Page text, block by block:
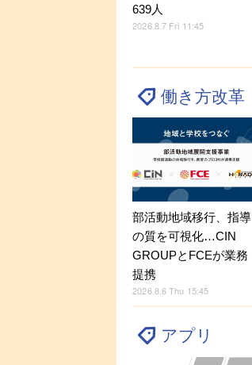
639人
2026.8.7 Fri 11:45
働き方改革
部活動地域移行、指導
の質を可視化…CIN
GROUPとFCEが業務
提携
2026.8.6 Thu 15:45
アプリ